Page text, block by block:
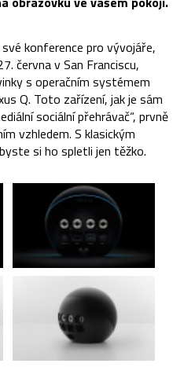
konference pro vývojáře,
června v San Franciscu,
s operačním systémem
Q. Toto zařízení, jak je sám
sociální přehrávač“, prvně
vzhledem. S klasickým
si ho spletli jen těžko.